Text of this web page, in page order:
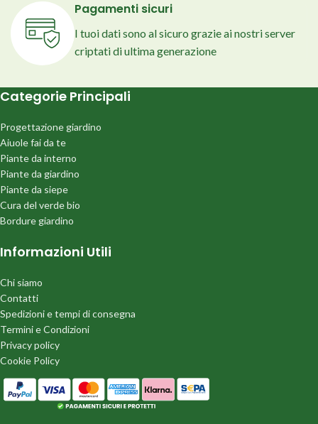
Pagamenti sicuri
I tuoi dati sono al sicuro grazie ai nostri server
criptati di ultima generazione
Categorie Principali
Progettazione giardino
Aiuole fai da te
Piante da interno
Piante da giardino
Piante da siepe
Cura del verde bio
Bordure giardino
Informazioni Utili
Chi siamo
Contatti
Spedizioni e tempi di consegna
Termini e Condizioni
Privacy policy
Cookie Policy